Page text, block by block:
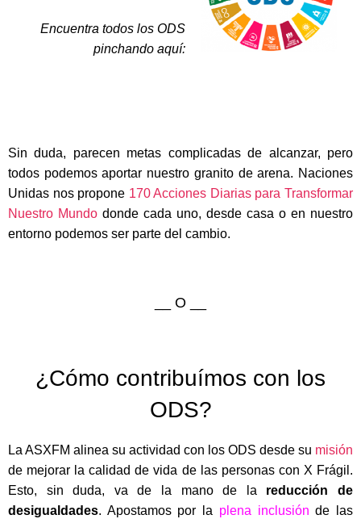
Encuentra todos los ODS
pinchando aquí:
Sin duda, parecen metas complicadas de alcanzar, pero
todos podemos aportar nuestro granito de arena. Naciones
Unidas nos propone 170 Acciones Diarias para Transformar
Nuestro Mundo donde cada uno, desde casa o en nuestro
entorno podemos ser parte del cambio.
__ O __
¿Cómo contribuímos con los
ODS?
La ASXFM alinea su actividad con los ODS desde su misión
de mejorar la calidad de vida de las personas con X Frágil.
Esto, sin duda, va de la mano de la reducción de
desigualdades. Apostamos por la plena inclusión de las